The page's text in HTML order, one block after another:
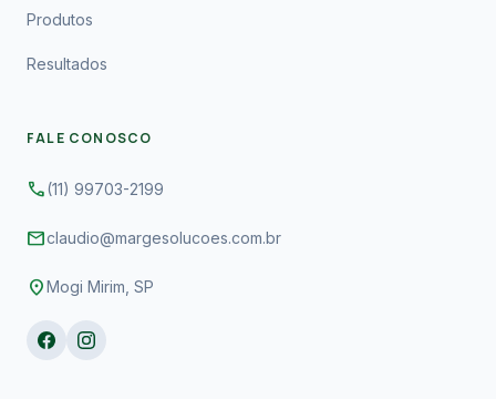
Produtos
Resultados
FALE CONOSCO
phone(11) 99703-2199
mailclaudio@margesolucoes.com.br
location_onMogi Mirim, SP